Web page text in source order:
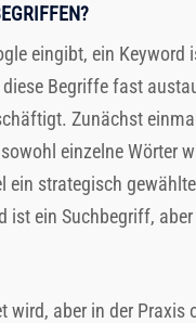
eingibt, ein
diese Begriffe fast
Zunächst
einzelne Wörter
ein strategisch
ist ein Suchbegriff,
wird, aber in der